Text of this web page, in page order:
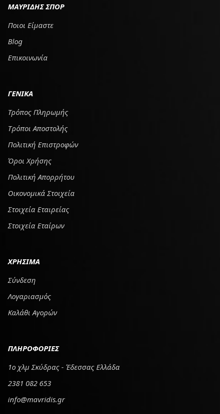
ΜΑΥΡΙΔΗΣ ΣΠΟΡ
Ποιοι Είμαστε
Blog
Επικοινωνία
ΓΕΝΙΚΑ
Τρόπος Πληρωμής
Tρόποι Αποστολής
Πολιτική Επιστροφών
Όροι Χρήσης
Πολιτική Απορρήτου
Οικονομικά Στοιχεία
Στοιχεία Εταιρείας
Στοιχεία Εταίρων
ΧΡΗΣΙΜΑ
Σύνδεση
Λογαριασμός
Καλάθι Αγορών
ΠΛΗΡΟΦΟΡΙΕΣ
1ο χλμ Σκύδρας - Έδεσσας Ελλάδα
2381 082 653
info@mavridis.gr